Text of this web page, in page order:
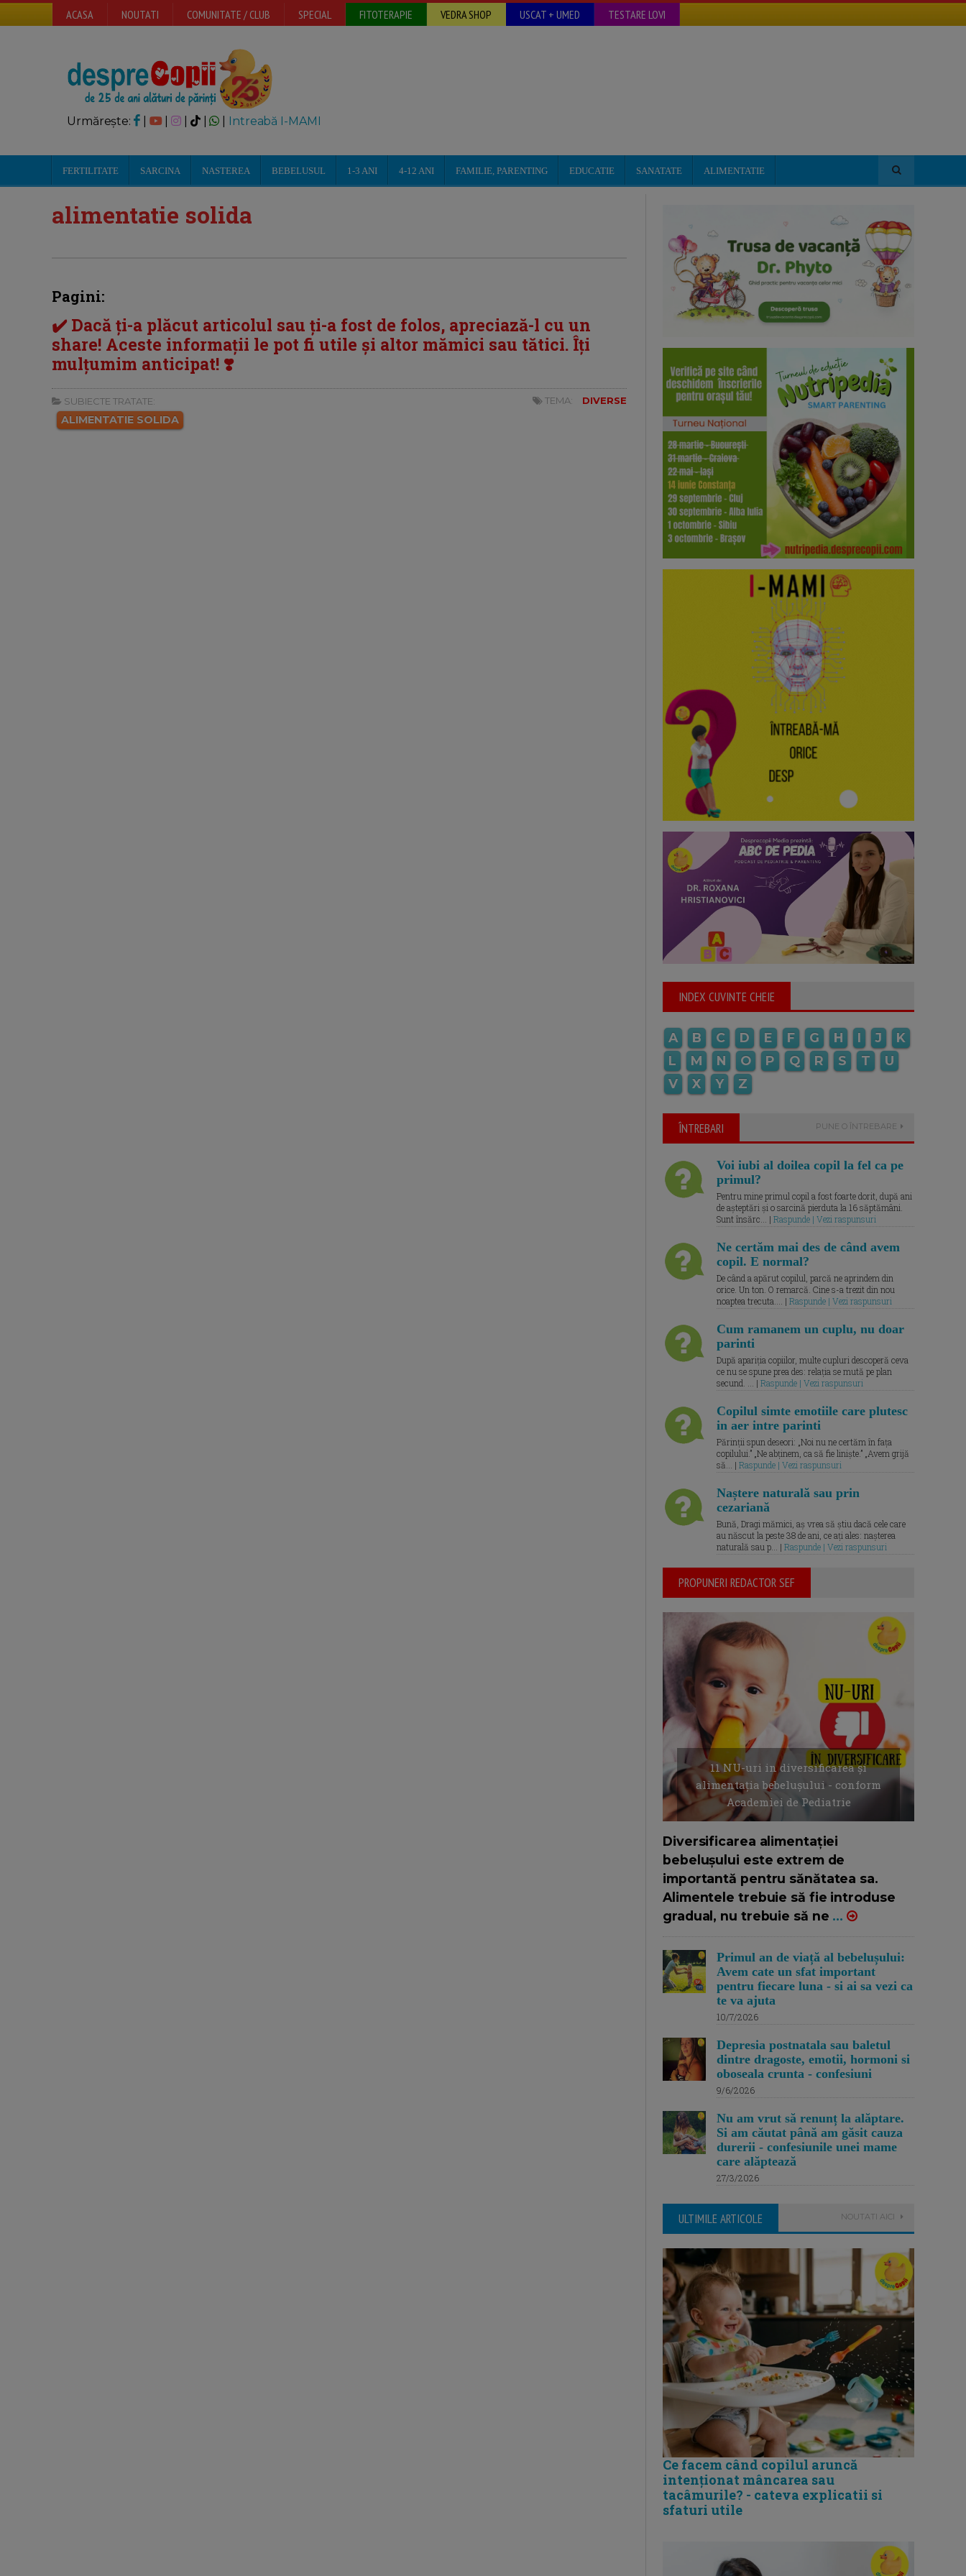
ACASA NOUTATI COMUNITATE / CLUB SPECIAL FITOTERAPIE VEDRA SHOP USCAT + UMED TESTARE LOVI
Urmărește: | | Intreabă I-MAMI
FERTILITATE SARCINA NASTEREA BEBELUSUL 1-3 ANI 4-12 ANI FAMILIE, PARENTING EDUCATIE SANATATE ALIMENTATIE
alimentatie solida
Pagini:
✔️ Dacă ți-a plăcut articolul sau ți-a fost de folos, apreciază-l cu un
share! Aceste informații le pot fi utile și altor mămici sau tătici. Îți
mulțumim anticipat! ❣️
SUBIECTE TRATATE:
ALIMENTATIE SOLIDA
TEMA: DIVERSE
INDEX CUVINTE CHEIE
A B C D E F G H I J
K
L
M N O P Q R S T
U
V
X Y Z
ÎNTREBARI PUNE O ÎNTREBARE
Voi iubi al doilea copil la fel ca pe
primul?
Pentru mine primul copil a fost foarte dorit, după ani
de așteptări și o sarcină pierduta la 16 săptămâni.
Sunt însărc... | Raspunde | Vezi raspunsuri
Ne certăm mai des de când avem
copil. E normal?
De când a apărut copilul, parcă ne aprindem din
orice. Un ton. O remarcă. Cine s-a trezit din nou
noaptea trecuta.... | Raspunde | Vezi raspunsuri
Cum ramanem un cuplu, nu doar
parinti
După apariția copiilor, multe cupluri descoperă ceva
ce nu se spune prea des: relația se mută pe plan
secund. ... | Raspunde | Vezi raspunsuri
Copilul simte emotiile care plutesc
in aer intre parinti
Părinții spun deseori: „Noi nu ne certăm în fața
copilului.” „Ne abținem, ca să fie liniște.” „Avem grijă
să... | Raspunde | Vezi raspunsuri
Naștere naturală sau prin
cezariană
Bună, Dragi mămici, aș vrea să știu dacă cele care
au născut la peste 38 de ani, ce ați ales: nașterea
naturală sau p... | Raspunde | Vezi raspunsuri
PROPUNERI REDACTOR SEF
11 NU-uri in diversificarea și
alimentația bebelușului - conform
Academiei de Pediatrie
Diversificarea alimentației
bebelușului este extrem de
importantă pentru sănătatea sa.
Alimentele trebuie să fie introduse
gradual, nu trebuie să ne ...
Primul an de viață al bebelușului:
Avem cate un sfat important
pentru fiecare luna - si ai sa vezi ca
te va ajuta
10/7/2026
Depresia postnatala sau baletul
dintre dragoste, emotii, hormoni si
oboseala crunta - confesiuni
9/6/2026
Nu am vrut să renunț la alăptare.
Si am căutat până am găsit cauza
durerii - confesiunile unei mame
care alăptează
27/3/2026
ULTIMILE ARTICOLE NOUTATI AICI
Ce facem când copilul aruncă
intenționat mâncarea sau
tacâmurile? - cateva explicatii si
sfaturi utile